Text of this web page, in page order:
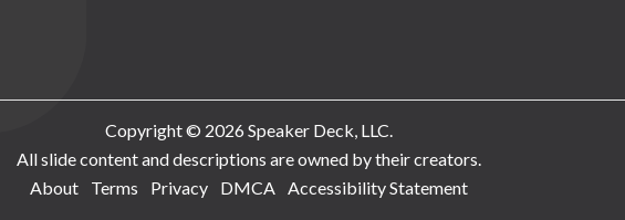
Copyright © 2026 Speaker Deck, LLC.
All slide content and descriptions are owned by their creators.
About
Terms Privacy DMCA Accessibility Statement